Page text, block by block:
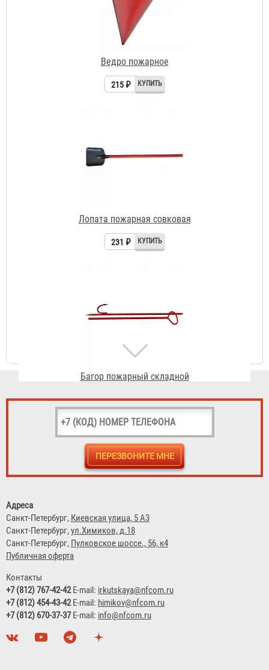
215 ₽
345 ₽
Огнетушитель ОП-4 АВСЕ Огнеборец / Гарвилон
591 ₽
Адреса
Санкт-Петербург, Киевская улица, 5 А3
Санкт-Петербург,ул.Химиков, д.18
Санкт-Петербург, Пулковское шоссе., 56, к4
Публичная оферта
Контакты
+7 (812) 767-42-42E-mail: irkutskaya@nfcom.ru
+7 (812) 454-43-42E-mail: himikov@nfcom.ru
+7 (812) 670-37-37E-mail: info@nfcom.ru